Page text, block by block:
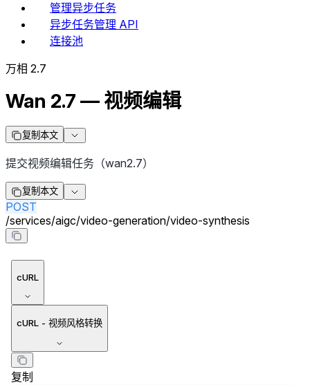
管理异步任务
异步任务管理 API
连接池
万相 2.7
Wan 2.7 — 视频编辑
复制本文
提交视频编辑任务（wan2.7）
复制本文
POST
/services/aigc/video-generation/video-synthesis
cURL
cURL - 视频风格转换
复制